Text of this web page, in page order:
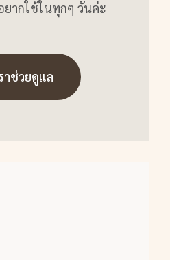
ากใช้ในทุกๆ วันค่ะ
าช่วยดูแล